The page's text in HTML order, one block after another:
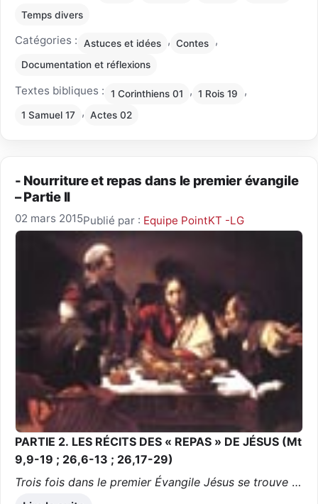
Temps divers
Catégories : Astuces et idées , Contes ,
Documentation et réflexions
Textes bibliques : 1 Corinthiens 01 , 1 Rois 19 ,
1 Samuel 17 , Actes 02
- Nourriture et repas dans le premier évangile
– Partie II
02 mars 2015Publié par : Equipe PointKT -LG
PARTIE 2. LES RÉCITS DES « REPAS » DE JÉSUS (Mt
9,9-19 ; 26,6-13 ; 26,17-29)
Trois fois dans le premier Évangile Jésus se trouve …